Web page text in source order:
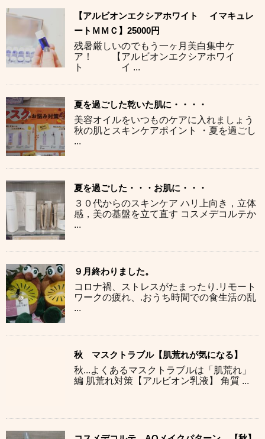
【アルビオンエクシアホワイト イマキュレ
ートＭＭＣ】25000円
残暑厳しいのでもう一ヶ月美白集中ケ
ア！ 【アルビオンエクシアホワイ
ト イ ...
夏を過ごした乾いた肌に・・・・
美容オイルをいつものケアに入れましょう
秋の肌とスキンケアポイント ・夏を過ごし
...
夏を過ごした・・・お肌に・・・
３０代からのスキンケア ハリ上向き，立体
感，美の基盤を立て直す コスメデコルテか
...
９月終わりました。
コロナ禍、ストレスがたまったり.リモート
ワークの疲れ、.おうち時間での食生活の乱
...
秋 マスクトラブル【肌荒れが気になる】
秋...よくあるマスクトラブルは「肌荒れ」
編 肌荒れ対策【アルビオン乳液】 角質 ...